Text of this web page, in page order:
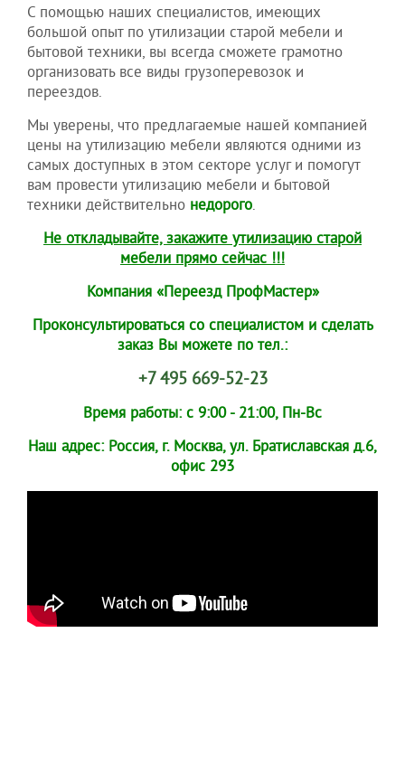
С помощью наших специалистов, имеющих
большой опыт по утилизации старой мебели и
бытовой техники, вы всегда сможете грамотно
организовать все виды грузоперевозок и
переездов.
Мы уверены, что предлагаемые нашей компанией
цены на утилизацию мебели являются одними из
самых доступных в этом секторе услуг и помогут
вам провести утилизацию мебели и бытовой
техники действительно недорого.
Не откладывайте, закажите утилизацию старой
мебели прямо сейчас !!!
Компания «Переезд ПрофМастер»
Проконсультироваться со специалистом и сделать
заказ Вы можете по тел.:
+7 495 669-52-23
Время работы: с 9:00 - 21:00, Пн-Вс
Наш адрес: Россия, г. Москва, ул. Братиславская д.6,
офис 293